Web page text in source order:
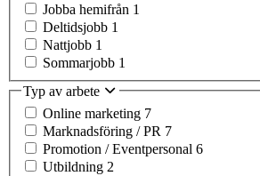
Jobba hemifrån 1
Deltidsjobb 1
Nattjobb 1
Sommarjobb 1
Typ av arbete
Online marketing 7
Marknadsföring / PR 7
Promotion / Eventpersonal 6
Utbildning 2